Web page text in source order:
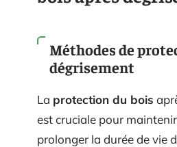
Méthodes de
dégrisement
La protection du bois
est cruciale pour maintenir
prolonger la durée de vie